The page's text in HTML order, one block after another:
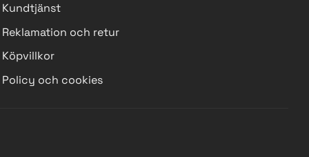
Kundtjänst
Reklamation och retur
Köpvillkor
Policy och cookies